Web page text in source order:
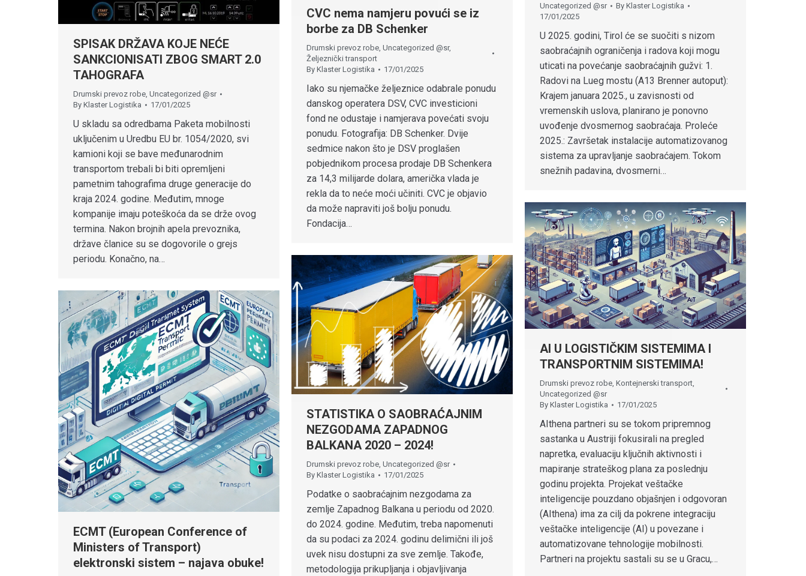
Uncategorized @sr By Klaster Logistika
17/01/2025
U 2025. godini, Tirol će se suočiti s nizom
saobraćajnih ograničenja i radova koji mogu
uticati na povećanje saobraćajnih gužvi: 1.
Radovi na Lueg mostu (A13 Brenner autoput):
Krajem januara 2025., u zavisnosti od
vremenskih uslova, planirano je ponovno
uvođenje dvosmernog saobraćaja. Proleće
2025.: Završetak instalacije automatizovanog
sistema za upravljanje saobraćajem. Tokom
snežnih padavina, dvosmerni…
CVC nema namjeru povući se iz
borbe za DB Schenker
Drumski prevoz robe, Uncategorized @sr,
Željeznički transport
By Klaster Logistika 17/01/2025
Iako su njemačke željeznice odabrale ponudu
danskog operatera DSV, CVC investicioni
fond ne odustaje i namjerava povećati svoju
ponudu. Fotografija: DB Schenker. Dvije
sedmice nakon što je DSV proglašen
pobjednikom procesa prodaje DB Schenkera
za 14,3 milijarde dolara, američka vlada je
rekla da to neće moći učiniti. CVC je objavio
da može napraviti još bolju ponudu.
Fondacija…
SPISAK DRŽAVA KOJE NEĆE
SANKCIONISATI ZBOG SMART 2.0
TAHOGRAFA
Drumski prevoz robe, Uncategorized @sr
By Klaster Logistika 17/01/2025
U skladu sa odredbama Paketa mobilnosti
uključenim u Uredbu EU br. 1054/2020, svi
kamioni koji se bave međunarodnim
transportom trebali bi biti opremljeni
pametnim tahografima druge generacije do
kraja 2024. godine. Međutim, mnoge
kompanije imaju poteškoća da se drže ovog
termina. Nakon brojnih apela prevoznika,
države članice su se dogovorile o grejs
periodu. Konačno, na…
AI U LOGISTIČKIM SISTEMIMA I
TRANSPORTNIM SISTEMIMA!
Drumski prevoz robe Kontejnerski transport
Uncategorized @sr
By Klaster Logistika 17/01/2025
AIthena partneri su se tokom pripremnog
sastanka u Austriji fokusirali na pregled
napretka, evaluaciju ključnih aktivnosti i
mapiranje strateškog plana za poslednju
godinu projekta. Projekat veštačke
inteligencije pouzdano objašnjen i odgovoran
(AIthena) ima za cilj da pokrene integraciju
veštačke inteligencije (AI) u povezane i
automatizovane tehnologije mobilnosti.
Partneri na projektu sastali su se u Gracu,…
STATISTIKA O SAOBRAĆAJNIM
NEZGODAMA ZAPADNOG
BALKANA 2020 – 2024!
Drumski prevoz robe, Uncategorized @sr
By Klaster Logistika 17/01/2025
Podatke o saobraćajnim nezgodama za
zemlje Zapadnog Balkana u periodu od 2020.
do 2024. godine. Međutim, treba napomenuti
da su podaci za 2024. godinu delimični ili još
uvek nisu dostupni za sve zemlje. Takođe,
metodologija prikupljanja i objavljivanja
ECMT (European Conference of
Ministers of Transport)
elektronski sistem – najava obuke!